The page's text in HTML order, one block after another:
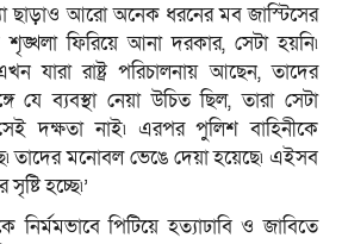
ছাড়াও আরো অনেক ধরনের মব জাস্টিসের
শৃঙ্খলা ফিরিয়ে আনা দরকার, সেটা হয়নি৷
যারা রাষ্ট্র পরিচালনায় আছেন, তাদের
যে ব্যবস্থা নেয়া উচিত ছিল, তারা সেটা
দক্ষতা নাই৷ এরপর পুলিশ বাহিনীকে
তাদের মনোবল ভেঙে দেয়া হয়েছে৷ এইসব
হচ্ছে৷’
পিটিয়ে হত্যাঢাবি ও জাবিতে